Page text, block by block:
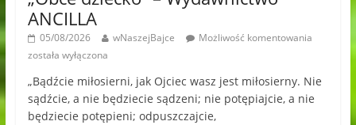
ANCILLA
05/08/2026 wNaszejBajce
Możliwość komentowania
została wyłączona
„Bądźcie miłosierni, jak Ojciec wasz jest miłosierny. Nie
sądźcie, a nie będziecie sądzeni; nie potępiajcie, a nie
będziecie potępieni; odpuszczajcie,